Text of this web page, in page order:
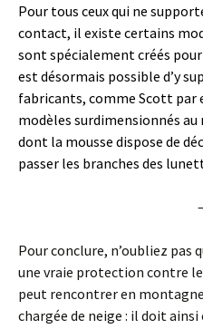
Pour tous ceux qui ne
contact, il existe certains
sont spécialement créés
est désormais possible d’y
fabricants, comme Scott par
modèles surdimensionnés
dont la mousse dispose de
passer les branches des
Pour conclure, n’oubliez pas
une vraie protection contre
peut rencontrer en
chargée de neige : il doit